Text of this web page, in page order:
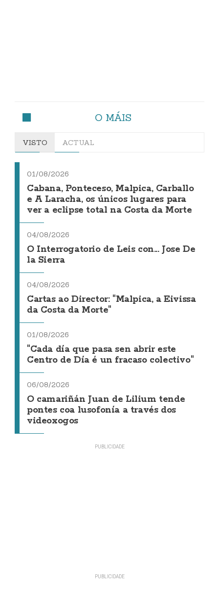
O MÁIS
VISTO ACTUAL
01/08/2026
Cabana, Ponteceso, Malpica, Carballo
e A Laracha, os únicos lugares para
ver a eclipse total na Costa da Morte
04/08/2026
O Interrogatorio de Leis con... Jose De
la Sierra
04/08/2026
Cartas ao Director: "Malpica, a Eivissa
da Costa da Morte"
01/08/2026
"Cada día que pasa sen abrir este
Centro de Día é un fracaso colectivo"
06/08/2026
O camariñán Juan de Lilium tende
pontes coa lusofonía a través dos
videoxogos